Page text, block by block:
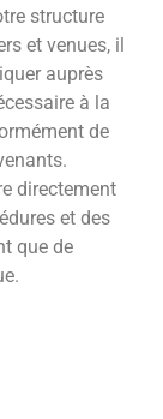
structure
et venues, il
auprès
à la
de
directement
et des
que de